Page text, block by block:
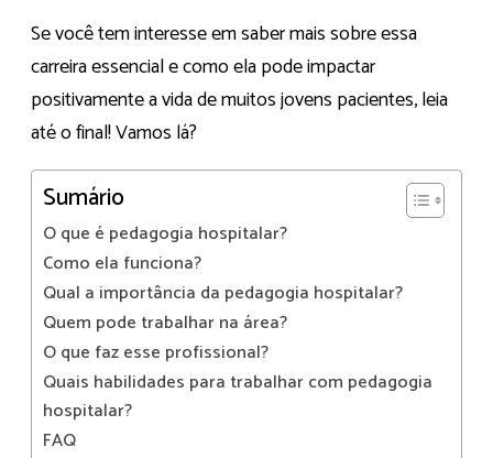
Se você tem interesse em saber mais sobre essa
carreira essencial e como ela pode impactar
positivamente a vida de muitos jovens pacientes, leia
até o final! Vamos lá?
Sumário
O que é pedagogia hospitalar?
Como ela funciona?
Qual a importância da pedagogia hospitalar?
Quem pode trabalhar na área?
O que faz esse profissional?
Quais habilidades para trabalhar com pedagogia
hospitalar?
FAQ